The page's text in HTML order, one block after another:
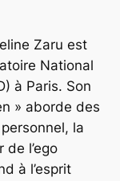
Zaru est
National
à Paris. Son
» aborde des
la
l’ego
à l’esprit